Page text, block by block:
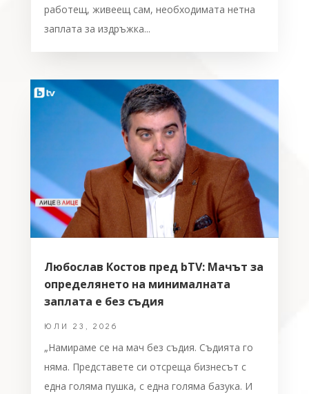
работещ, живеещ сам, необходимата нетна
заплата за издръжка...
Любослав Костов пред bTV: Мачът за
определянето на минималната
заплата е без съдия
ЮЛИ 23, 2026
„Намираме се на мач без съдия. Съдията го
няма. Представете си отсреща бизнесът с
една голяма пушка, с една голяма базука. И